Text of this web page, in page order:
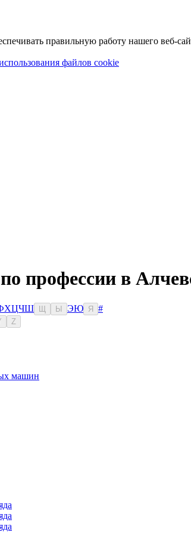
правильную работу нашего веб-
файлов cookie
профессии в
ХЦЧШ Ы ЭЮ Я
#
Z
машин